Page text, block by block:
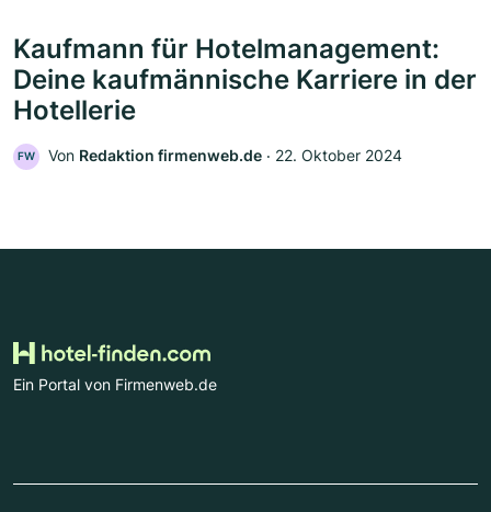
Kaufmann für Hotelmanagement:
Deine kaufmännische Karriere in der
Hotellerie
FW Von Redaktion firmenweb.de ‧ 22. Oktober 2024
Ein Portal von Firmenweb.de